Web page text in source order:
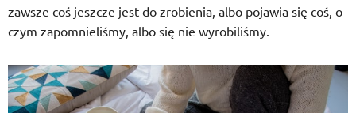
zawsze coś jeszcze jest do zrobienia, albo pojawia się coś, o
czym zapomnieliśmy, albo się nie wyrobiliśmy.